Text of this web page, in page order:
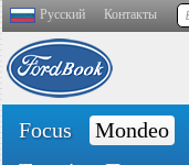
Русский Контакты
Focus Mondeo